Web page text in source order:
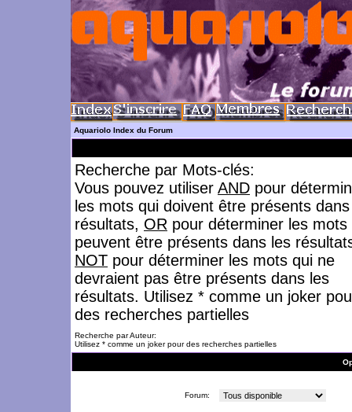
Aquariolo Index du Forum
Recherche par Mots-clés:
Vous pouvez utiliser AND pour
les mots qui doivent être présents
résultats, OR pour déterminer les mots
peuvent être présents dans les
NOT pour déterminer les mots qui ne
devraient pas être présents dans les
résultats. Utilisez * comme un joker
des recherches partielles
Recherche par Auteur:
Utilisez * comme un joker pour des recherches partielles
Forum: